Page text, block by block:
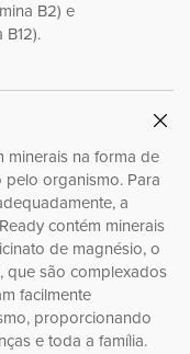
B2) e
minerais na forma de
organismo. Para
a
contém minerais
de magnésio, o
que são complexados
facilmente
proporcionando
e toda a família.